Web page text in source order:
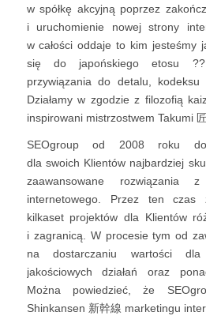
w spółkę akcyjną poprzez
i uruchomienie nowej strony
w całości oddaje to kim jesteśmy
się do japońskiego etosu ??
przywiązania do detalu, kodeksu
Działamy w zgodzie z filozofią
inspirowani mistrzostwem Takumi
SEOgroup od 2008 roku
dla swoich Klientów najbardziej
zaawansowane rozwiązania
internetowego. Przez ten czas
kilkaset projektów dla Klientów
i zagranicą. W procesie tym od
na dostarczaniu wartości
jakościowych działań oraz
Można powiedzieć, że
Shinkansen 新幹線 marketingu